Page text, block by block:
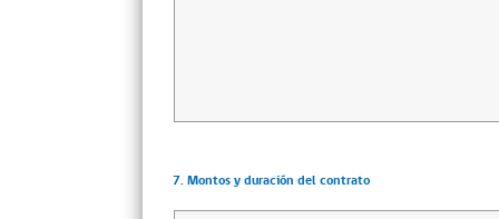
7. Montos y duración del contrato